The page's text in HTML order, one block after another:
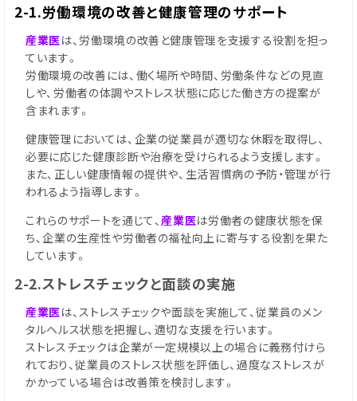
2-1.労働環境の改善と健康管理のサポート
産業医は、労働環境の改善と健康管理を支援する役割を担っ
ています。
労働環境の改善には、働く場所や時間、労働条件などの見直
しや、労働者の体調やストレス状態に応じた働き方の提案が
含まれます。
健康管理においては、企業の従業員が適切な休暇を取得し、
必要に応じた健康診断や治療を受けられるよう支援します。
また、正しい健康情報の提供や、生活習慣病の予防・管理が行
われるよう指導します。
これらのサポートを通じて、産業医は労働者の健康状態を保
ち、企業の生産性や労働者の福祉向上に寄与する役割を果た
しています。
2-2.ストレスチェックと面談の実施
産業医は、ストレスチェックや面談を実施して、従業員のメン
タルヘルス状態を把握し、適切な支援を行います。
ストレスチェックは企業が一定規模以上の場合に義務付けら
れており、従業員のストレス状態を評価し、過度なストレスが
かかっている場合は改善策を検討します。